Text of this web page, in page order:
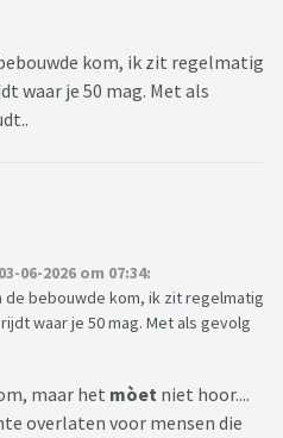
kom, ik zit regelmatig
waar je 50 mag. Met als
06-2026 om 07:34:
de bebouwde kom, ik zit regelmatig
waar je 50 mag. Met als gevolg
maar het mòet niet hoor....
overlaten voor mensen die